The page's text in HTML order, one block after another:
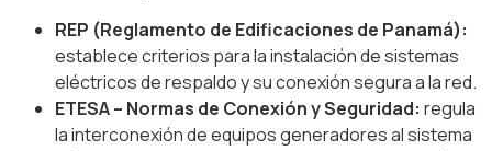
REP (Reglamento de Edificaciones de Panamá):
establece criterios para la instalación de sistemas
eléctricos de respaldo y su conexión segura a la red.
ETESA – Normas de Conexión y Seguridad: regula
la interconexión de equipos generadores al sistema